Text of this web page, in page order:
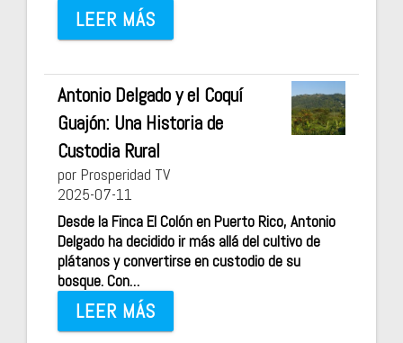
LEER MÁS
Antonio Delgado y el Coquí
Guajón: Una Historia de
Custodia Rural
por Prosperidad TV
2025-07-11
Desde la Finca El Colón en Puerto Rico, Antonio
Delgado ha decidido ir más allá del cultivo de
plátanos y convertirse en custodio de su
bosque. Con…
LEER MÁS